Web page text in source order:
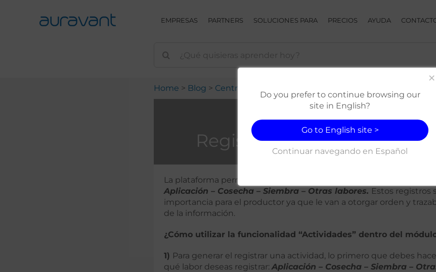
EMPRESAS PARTNERS SOLUCIONES PARA PRECIOS AYUDA
Home Blog Centro de Ayuda Registro de
Registro de campo – App
La plataforma permite
a realizar en tus
Aplicación – Cosecha – Siembra – Otras labores. Estos registros
importancia para el productor ya que le van a otorgar orden y
de la información.
¿Cómo utilizar la funcionalidad “Actividades” dentro del
1) Para generar el registrar una actividad, lo primero que debes
qué labor deseas registrar:Aplicación – Cosecha – Siembra –
Do you prefer to continue browsing our
site in English?
×
Go to English site >
Continuar navegando en Español